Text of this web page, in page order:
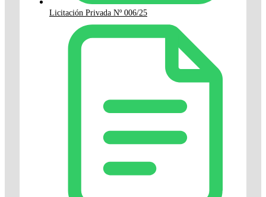
Licitación Privada Nº 006/25